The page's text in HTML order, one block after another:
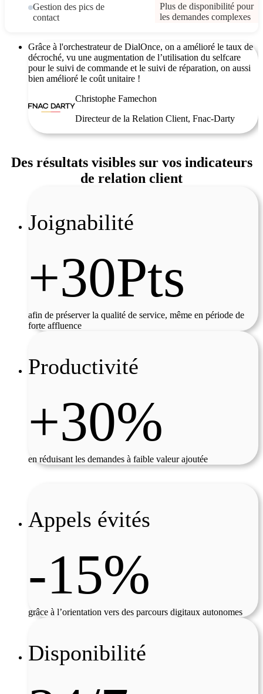
Gestion des pics de
contact
Plus de disponibilité pour
les demandes complexes
Grâce à l'orchestrateur de DialOnce, on a amélioré le taux de
décroché, vu une augmentation de l’utilisation du selfcare
pour le suivi de commande et le suivi de réparation, on aussi
bien amélioré le coût unitaire !
Christophe Famechon
Directeur de la Relation Client, Fnac-Darty
Des résultats visibles sur vos indicateurs
de relation client
Joignabilité
+30Pts
afin de préserver la qualité de service, même en période de
forte affluence
Productivité
+30%
en réduisant les demandes à faible valeur ajoutée
Appels évités
-15%
grâce à l’orientation vers des parcours digitaux autonomes
Disponibilité